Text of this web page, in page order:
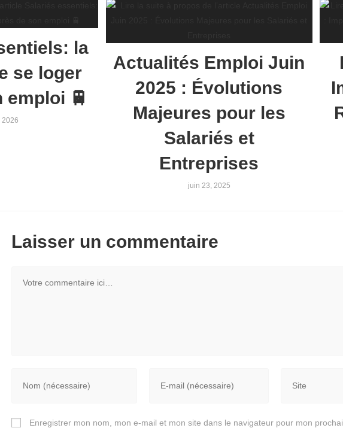
la
se loger
emploi 🚆
2026
Actualités Emploi Juin
2025 : Évolutions
Majeures pour les
Salariés et
Entreprises
juin 23, 2025
Laisser un commentaire
Enregistrer mon nom, mon e-mail et mon site dans le navigateur pour mon